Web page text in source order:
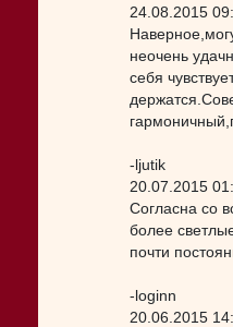
24.08.2015
неочень
себя
-ljutik
20.07.2015
Согласна со
более
почти
-loginn
20.06.2015